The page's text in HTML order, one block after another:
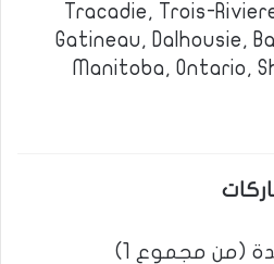
Tracadie, Trois-
Gatineau, Dalhousie,
Manitoba, Ontario,
(من مجموع 1)